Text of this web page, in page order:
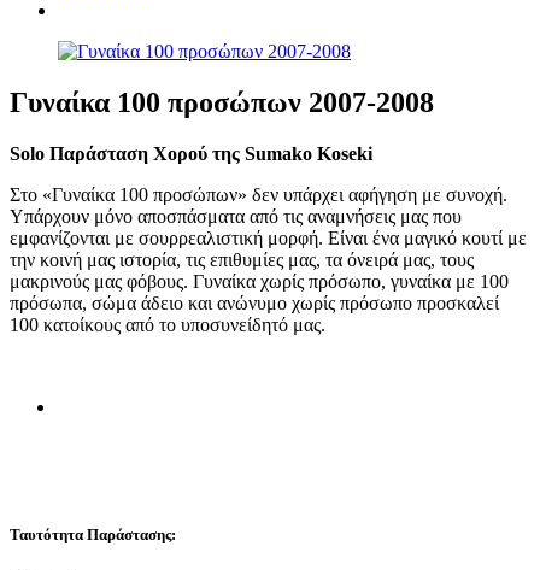
Γυναίκα 100 προσώπων 2007-2008
Solo Παράσταση Χορού της Sumako Koseki
Στο «Γυναίκα 100 προσώπων» δεν υπάρχει αφήγηση με συνοχή.
Υπάρχουν μόνο αποσπάσματα από τις αναμνήσεις μας που
εμφανίζονται με σουρρεαλιστική μορφή. Είναι ένα μαγικό κουτί με
την κοινή μας ιστορία, τις επιθυμίες μας, τα όνειρά μας, τους
μακρινούς μας φόβους. Γυναίκα χωρίς πρόσωπο, γυναίκα με 100
πρόσωπα, σώμα άδειο και ανώνυμο χωρίς πρόσωπο προσκαλεί
100 κατοίκους από το υποσυνείδητό μας.
Ταυτότητα Παράστασης: